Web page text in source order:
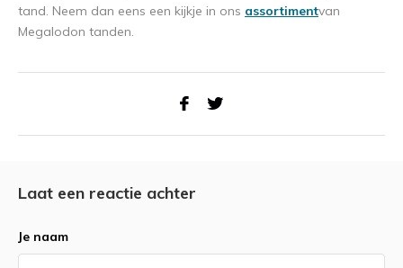
tand. Neem dan eens een kijkje in ons assortimentvan
Megalodon tanden.
Laat een reactie achter
Je naam